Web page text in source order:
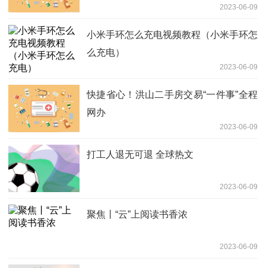
2023-06-09
小米手环怎么充电视频教程（小米手环怎
么充电）
2023-06-09
快捷省心！洪山二手房交易“一件事”全程
网办
2023-06-09
打工人退无可退 全球热文
2023-06-09
聚焦丨“云”上阅读书香浓
2023-06-09